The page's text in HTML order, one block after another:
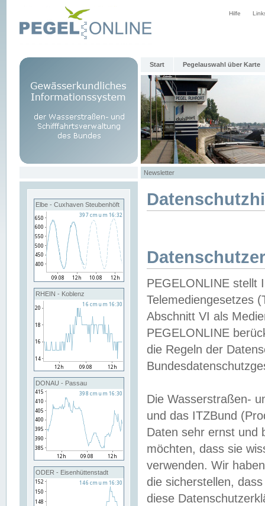
Hilfe
Start Pegelauswahl über Karte
Newsletter
Elbe - Cuxhaven Steubenhöft
RHEIN - Koblenz
DONAU - Passau
ODER - Eisenhüttenstadt
PEGELONLINE stellt
Telemediengesetzes
Abschnitt VI als
PEGELONLINE
die Regeln der
Die Wasserstraßen-
und das ITZBund
Daten sehr ernst und
möchten, dass sie
verwenden. Wir
die sicherstellen,
diese